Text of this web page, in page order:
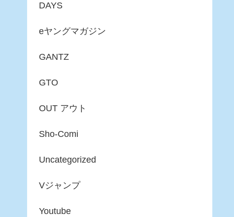
DAYS
eヤングマガジン
GANTZ
GTO
OUT アウト
Sho-Comi
Uncategorized
Vジャンプ
Youtube